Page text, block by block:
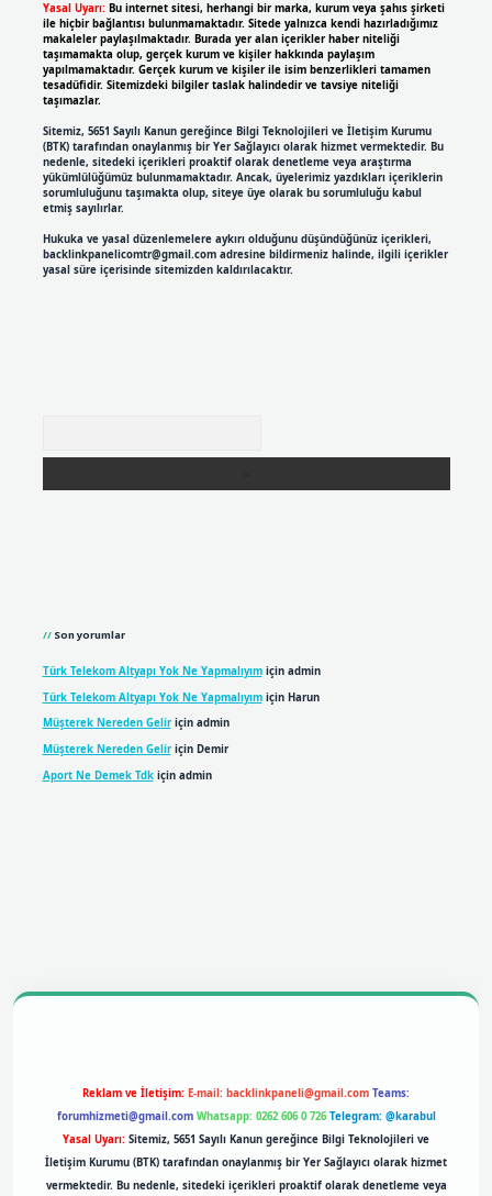
Yasal Uyarı: Bu internet sitesi, herhangi bir marka, kurum veya şahıs şirketi
ile hiçbir bağlantısı bulunmamaktadır. Sitede yalnızca kendi hazırladığımız
makaleler paylaşılmaktadır. Burada yer alan içerikler haber niteliği
taşımamakta olup, gerçek kurum ve kişiler hakkında paylaşım
yapılmamaktadır. Gerçek kurum ve kişiler ile isim benzerlikleri tamamen
tesadüfidir. Sitemizdeki bilgiler taslak halindedir ve tavsiye niteliği
taşımazlar.
Sitemiz, 5651 Sayılı Kanun gereğince Bilgi Teknolojileri ve İletişim Kurumu
(BTK) tarafından onaylanmış bir Yer Sağlayıcı olarak hizmet vermektedir. Bu
nedenle, sitedeki içerikleri proaktif olarak denetleme veya araştırma
yükümlülüğümüz bulunmamaktadır. Ancak, üyelerimiz yazdıkları içeriklerin
sorumluluğunu taşımakta olup, siteye üye olarak bu sorumluluğu kabul
etmiş sayılırlar.
Hukuka ve yasal düzenlemelere aykırı olduğunu düşündüğünüz içerikleri,
backlinkpanelicomtr@gmail.comadresine bildirmeniz halinde, ilgili içerikler
yasal süre içerisinde sitemizden kaldırılacaktır.
Son yorumlar
Türk Telekom Altyapı Yok Ne Yapmalıyımiçin admin
Türk Telekom Altyapı Yok Ne Yapmalıyımiçin Harun
Müşterek Nereden Geliriçin admin
Müşterek Nereden Geliriçin Demir
Aport Ne Demek Tdkiçin admin
Reklam ve İletişim: E-mail: backlinkpaneli@gmail.com Teams:
forumhizmeti@gmail.com Whatsapp: 0262 606 0 726 Telegram: @karabul
Yasal Uyarı: Sitemiz, 5651 Sayılı Kanun gereğince Bilgi Teknolojileri ve
İletişim Kurumu (BTK) tarafından onaylanmış bir Yer Sağlayıcı olarak hizmet
vermektedir. Bu nedenle, sitedeki içerikleri proaktif olarak denetleme veya